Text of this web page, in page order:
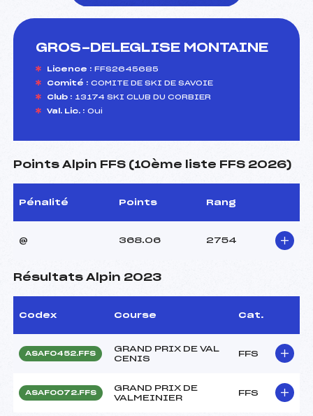
GROS-DELEGLISE MONTAINE
Licence : FFS2645685
Comité : COMITE DE SKI DE SAVOIE
Club : 13174 SKI CLUB DU CORBIER
Val. Lic. : Oui
Points Alpin FFS (10ème liste FFS 2026)
Pénalité Points Rang
@ 368.06 2754
Résultats Alpin 2023
Codex Course Cat.
ASAF0452.FFS
GRAND PRIX DE VAL
CENIS
FFS
ASAF0072.FFS
GRAND PRIX DE
VALMEINIER
FFS